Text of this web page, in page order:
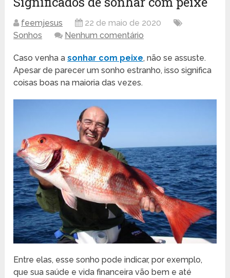
feemjesus
22 de maio de 2020
Sonhos
Nenhum comentário
Caso venha a sonhar com peixe, não se assuste.
Apesar de parecer um sonho estranho, isso significa
coisas boas na maioria das vezes.
Entre elas, esse sonho pode indicar, por exemplo,
que sua saúde e vida financeira vão bem e até